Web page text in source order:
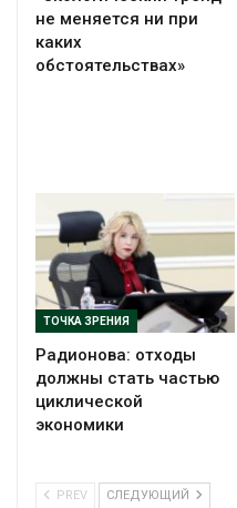
не меняется ни при
каких
обстоятельствах»
ТОЧКА ЗРЕНИЯ
Радионова: отходы
должны стать частью
циклической
экономики
PREV СЛЕДУЮЩИЙ